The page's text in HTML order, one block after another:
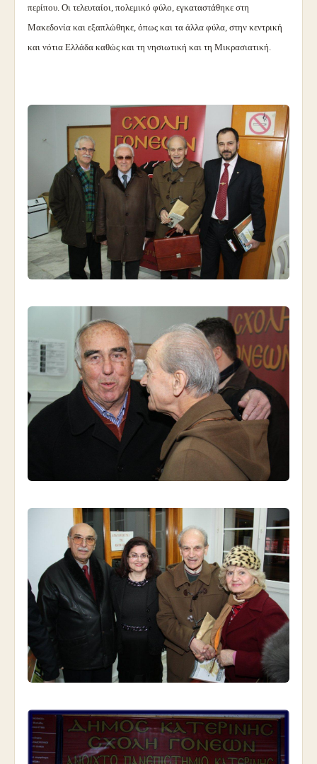
περίπου. Οι τελευταίοι, πολεμικό φύλο, εγκαταστάθηκε στη
Μακεδονία και εξαπλώθηκε, όπως και τα άλλα φύλα, στην κεντρική
και νότια Ελλάδα καθώς και τη νησιωτική και τη Μικρασιατική.